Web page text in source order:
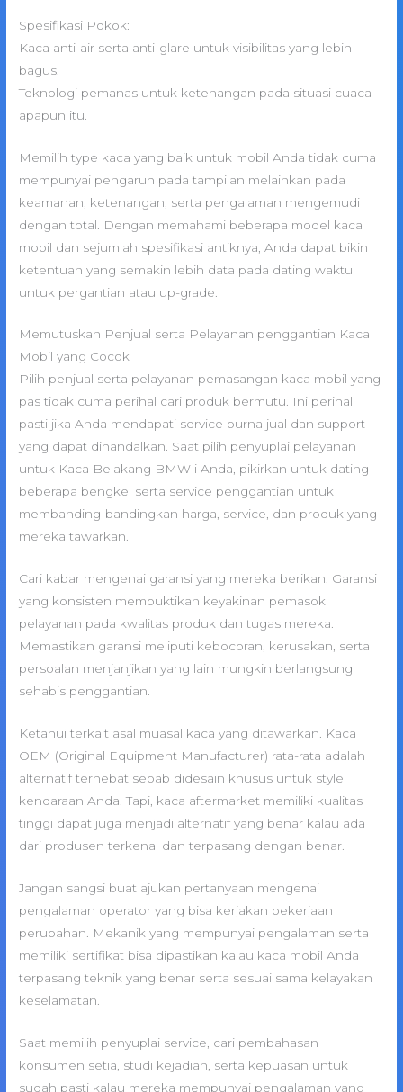
Spesifikasi Pokok:
Kaca anti-air serta anti-glare untuk visibilitas yang lebih
bagus.
Teknologi pemanas untuk ketenangan pada situasi cuaca
apapun itu.
Memilih type kaca yang baik untuk mobil Anda tidak cuma
mempunyai pengaruh pada tampilan melainkan pada
keamanan, ketenangan, serta pengalaman mengemudi
dengan total. Dengan memahami beberapa model kaca
mobil dan sejumlah spesifikasi antiknya, Anda dapat bikin
ketentuan yang semakin lebih data pada dating waktu
untuk pergantian atau up-grade.
Memutuskan Penjual serta Pelayanan penggantian Kaca
Mobil yang Cocok
Pilih penjual serta pelayanan pemasangan kaca mobil yang
pas tidak cuma perihal cari produk bermutu. Ini perihal
pasti jika Anda mendapati service purna jual dan support
yang dapat dihandalkan. Saat pilih penyuplai pelayanan
untuk Kaca Belakang BMW i Anda, pikirkan untuk dating
beberapa bengkel serta service penggantian untuk
membanding-bandingkan harga, service, dan produk yang
mereka tawarkan.
Cari kabar mengenai garansi yang mereka berikan. Garansi
yang konsisten membuktikan keyakinan pemasok
pelayanan pada kwalitas produk dan tugas mereka.
Memastikan garansi meliputi kebocoran, kerusakan, serta
persoalan menjanjikan yang lain mungkin berlangsung
sehabis penggantian.
Ketahui terkait asal muasal kaca yang ditawarkan. Kaca
OEM (Original Equipment Manufacturer) rata-rata adalah
alternatif terhebat sebab didesain khusus untuk style
kendaraan Anda. Tapi, kaca aftermarket memiliki kualitas
tinggi dapat juga menjadi alternatif yang benar kalau ada
dari produsen terkenal dan terpasang dengan benar.
Jangan sangsi buat ajukan pertanyaan mengenai
pengalaman operator yang bisa kerjakan pekerjaan
perubahan. Mekanik yang mempunyai pengalaman serta
memiliki sertifikat bisa dipastikan kalau kaca mobil Anda
terpasang teknik yang benar serta sesuai sama kelayakan
keselamatan.
Saat memilih penyuplai service, cari pembahasan
konsumen setia, studi kejadian, serta kepuasan untuk
sudah pasti kalau mereka mempunyai pengalaman yang